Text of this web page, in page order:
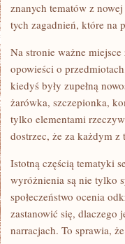
znanych tematów z
tych zagadnień, które na
Na stronie ważne
opowieści o
kiedyś były zupełną
żarówka, szczepionka,
tylko elementami
dostrzec, że za każdym
Istotną częścią tematyki
wyróżnienia są nie tylko
społeczeństwo ocenia
zastanowić się, dlaczego
narracjach. To sprawia,